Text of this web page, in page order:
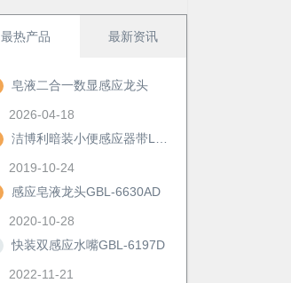
最热产品 最新资讯
皂液二合一数显感应龙头
2026-04-18
2019-10-24
感应皂液龙头GBL-6630AD
2020-10-28
快装双感应水嘴GBL-6197D
2022-11-21